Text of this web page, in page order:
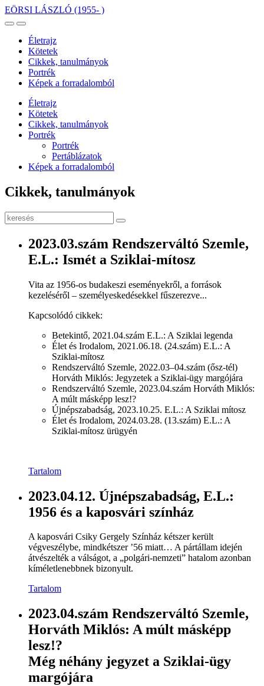
EÖRSI LÁSZLÓ (1955- )
Életrajz
Kötetek
Cikkek, tanulmányok
Portrék
Képek a forradalomból
Életrajz
Kötetek
Cikkek, tanulmányok
Portrék
Portrék
Pertáblázatok
Képek a forradalomból
Cikkek, tanulmányok
2023.03.szám Rendszerváltó Szemle,
E.L.: Ismét a Sziklai-mítosz
Vita az 1956-os budakeszi eseményekről, a források
kezeléséről – személyeskedésekkel fűszerezve...
Kapcsolódó cikkek:
Betekintő, 2021.04.szám E.L.: A Sziklai legenda
Élet és Irodalom, 2021.06.18. (24.szám) E.L.: A
Sziklai-mítosz
Rendszerváltó Szemle, 2022.03–04.szám (ősz-tél)
Horváth Miklós: Jegyzetek a Sziklai-ügy margójára
Rendszerváltó Szemle, 2023.04.szám Horváth Miklós:
A múlt másképp lesz!?
Újnépszabadság, 2023.10.25. E.L.: A Sziklai mítosz
Élet és Irodalom, 2024.03.28. (13.szám) E.L.: A
Sziklai-mítosz ürügyén
Tartalom
2023.04.12. Újnépszabadság, E.L.:
1956 és a kaposvári színház
A kaposvári Csiky Gergely Színház kétszer került
végveszélybe, mindkétszer ’56 miatt… A pártállam idején
átvészelték a válságot, a „polgári-nemzeti” hatalom azonban
kíméletlenebbnek bizonyult.
Tartalom
2023.04.szám Rendszerváltó Szemle,
Horváth Miklós: A múlt másképp
lesz!?
Még néhány jegyzet a Sziklai-ügy
margójára